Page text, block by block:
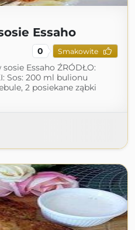
Essaho
0 Smakowite
Essaho ŹRÓDŁO:
Sos: 200 ml bulionu
2 posiekane ząbki